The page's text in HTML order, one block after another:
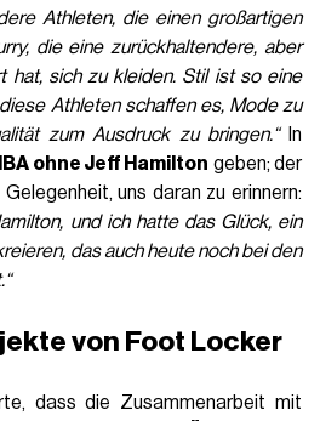
Athleten, die einen großartigen
die eine zurückhaltendere, aber
hat, sich zu kleiden. Stil ist so eine
Athleten schaffen es, Mode zu
zum Ausdruck zu bringen.“In
ohne Jeff Hamilton geben; der
uns daran zu erinnern:
und ich hatte das Glück, ein
das auch heute noch bei den
von Foot Locker
dass die Zusammenarbeit mit